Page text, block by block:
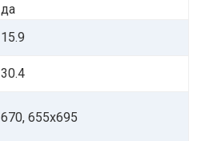
да
15.9
30.4
670, 655х695